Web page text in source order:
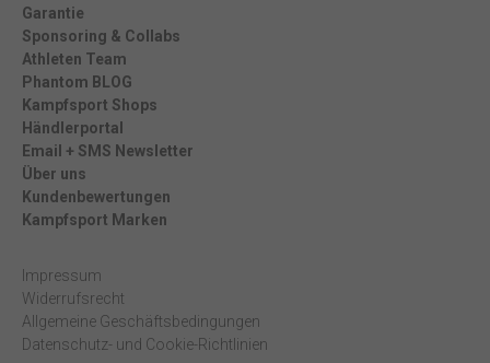
Garantie
Sponsoring & Collabs
Athleten Team
Phantom BLOG
Kampfsport Shops
Händlerportal
Email + SMS Newsletter
Über uns
Kundenbewertungen
Kampfsport Marken
Impressum
Widerrufsrecht
Allgemeine Geschäftsbedingungen
Datenschutz- und Cookie-Richtlinien